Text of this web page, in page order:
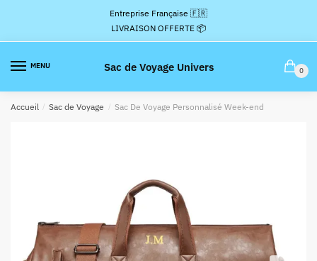
la
navigation
contenu
Entreprise Française 🇫🇷
LIVRAISON OFFERTE 📦
MENU Sac de Voyage Univers 0
Accueil / Sac de Voyage / Sac De Voyage Personnalisé Week-end